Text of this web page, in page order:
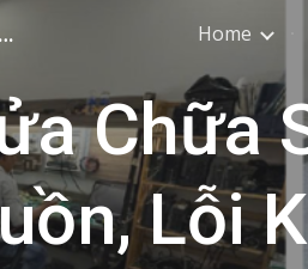
Skip to main content
Nhà phân phối thiết bị tự động Trần Gia Home
Chữa
Lỗi